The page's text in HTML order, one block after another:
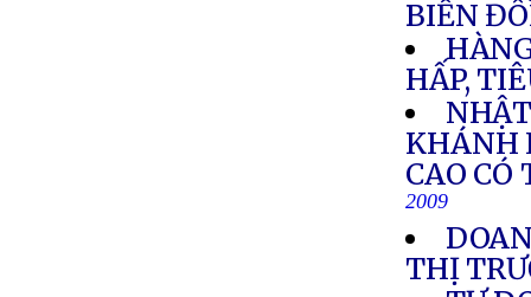
BIỂN
HẤP,
KHÁNH
CAO
2009
THỊ